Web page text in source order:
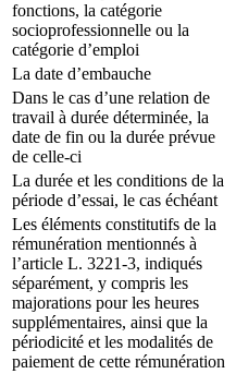
fonctions, la catégorie
socioprofessionnelle ou la
catégorie d’emploi
La date d’embauche
Dans le cas d’une relation de
travail à durée déterminée, la
date de fin ou la durée prévue
de celle-ci
La durée et les conditions de la
période d’essai, le cas échéant
Les éléments constitutifs de la
rémunération mentionnés à
l’article L. 3221-3, indiqués
séparément, y compris les
majorations pour les heures
supplémentaires, ainsi que la
périodicité et les modalités de
paiement de cette rémunération